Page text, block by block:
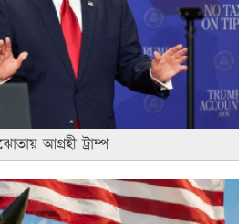
আগ্রহী ট্রাম্প